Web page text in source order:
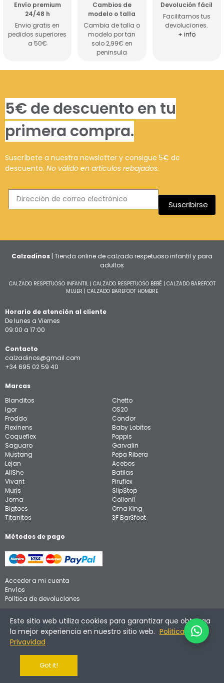
Envío premium
24/48 h
Envio gratis en
pedidos superiores
a 50€
Cambios de
modelo o talla
Cambia de talla o
modelo por tan
solo 2,99€ en
peninsula
Devolución fácil
Facilitamos tus
devoluciones.
+ info
5€ de descuento en tu
primera compra.
Suscríbete a nuestra newsletter y consigue 5€ de
descuento. No válido en artículos rebajados.
Suscribirse
Calzadinos | Tienda online de calzado respetuoso infantil y para
adultos
CALZADO RESPETUOSO INFANTIL| CALZADO RESPETUOSO BEBÉ | CALZADO BAREFOOT
MUJER | CALZADO BAREFOOT HOMBRE
Horario de atención al cliente
De lunes a Viernes
09:00 a 17:00
Contacto
calzadinos@gmail.com
+34 695 02 59 40
Marcas
Blanditos
Igor
Froddo
Flexinens
Coqueflex
Saguaro
Mustang
Lejan
AllShe
Vivant
Muris
Joma
Bigtoes
Titanitos
Chetto
OS20
Condor
Baby Lobitos
Poppis
Garvalin
Pepa Ribera
Acebos
Batilas
Piruflex
SlipStop
Collonil
Oma King
3F Bar3foot
Métodos de pago
Acceder a mi cuenta
Envíos
Política de devoluciones
Aviso legal
Política de privacidad
Política de cookies
© 2026
Este sitio web utiliza cookies para garantizar que obtenga
la mejor experiencia en nuestro sitio web. Politica de
Privavidad
Got it!